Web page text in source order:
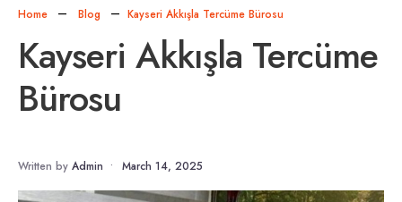
Home Blog Kayseri Akkışla Tercüme Bürosu
Kayseri Akkışla Tercüme
Bürosu
Written by Admin • March 14, 2025